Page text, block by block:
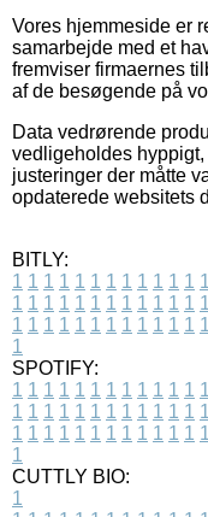
Vores hjemmeside er
samarbejde med et
fremviser firmaernes
af de besøgende på
Data vedrørende
vedligeholdes
justeringer der måtte
opdaterede websitets
BITLY:
1 1 1 1 1 1 1 1 1 1 1 1 1
1 1 1 1 1 1 1 1 1 1 1 1 1
1 1 1 1 1 1 1 1 1 1 1 1 1
1
SPOTIFY:
1 1 1 1 1 1 1 1 1 1 1 1 1
1 1 1 1 1 1 1 1 1 1 1 1 1
1 1 1 1 1 1 1 1 1 1 1 1 1
1
CUTTLY BIO:
1